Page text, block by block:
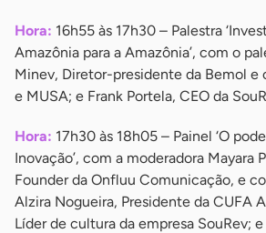
Hora: 16h55 às 17h30 – Palestra
Amazônia para a Amazônia’, com o
Minev, Diretor-presidente da Bemol e
e MUSA; e Frank Portela, CEO da
Hora: 17h30 às 18h05 – Painel ‘O
Inovação’, com a moderadora Mayara
Founder da Onfluu Comunicação, e
Alzira Nogueira, Presidente da CUFA
Líder de cultura da empresa SouRev;